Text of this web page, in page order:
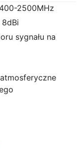
2500MHz
sygnału na